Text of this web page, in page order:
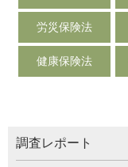
労災保険法
健康保険法
調査レポート